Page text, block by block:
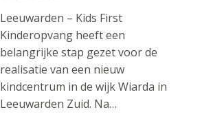
Leeuwarden – Kids First
Kinderopvang heeft een
belangrijke stap gezet voor de
realisatie van een nieuw
kindcentrum in de wijk Wiarda in
Leeuwarden Zuid. Na…